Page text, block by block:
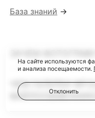
База знаний →
ЧЕМ ГАЛЕРЕИ
На сайте используются
и анализа посещаемости.
Отклонить